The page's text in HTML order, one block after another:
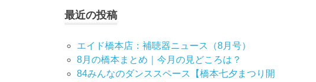
最近の投稿
エイド橋本店：補聴器ニュース（8月号）
8月の橋本まとめ｜今月の見どころは？
84みんなのダンススペース【橋本七夕まつり開